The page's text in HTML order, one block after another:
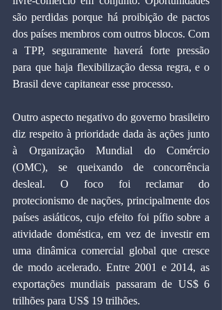
são perdidas porque há proibição de pactos
dos países membros com outros blocos. Com
a TPP, seguramente haverá forte pressão
para que haja flexibilização dessa regra, e o
Brasil deve capitanear esse processo.
Outro aspecto negativo do governo brasileiro
diz respeito à prioridade dada às ações junto
à Organização Mundial do Comércio
(OMC), se queixando de concorrência
desleal. O foco foi reclamar do
protecionismo de nações, principalmente dos
países asiáticos, cujo efeito foi pífio sobre a
atividade doméstica, em vez de investir em
uma dinâmica comercial global que cresce
de modo acelerado. Entre 2001 e 2014, as
exportações mundiais passaram de US$ 6
trilhões para US$ 19 trilhões.